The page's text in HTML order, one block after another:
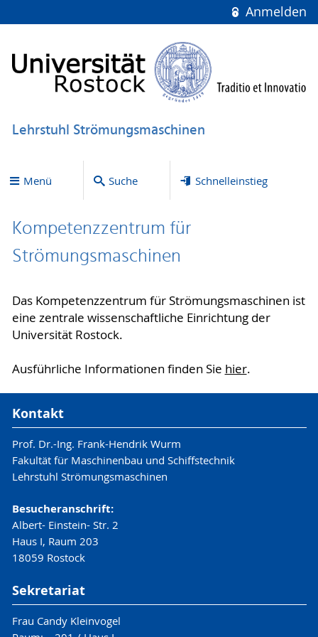
Anmelden
Lehrstuhl Strömungsmaschinen
Menü Suche Schnelleinstieg
Kompetenzzentrum für
Strömungsmaschinen
Das Kompetenzzentrum für Strömungsmaschinen ist
eine zentrale wissenschaftliche Einrichtung der
Universität Rostock.
Ausführliche Informationen finden Sie hier.
Kontakt
Prof. Dr.-Ing. Frank-Hendrik Wurm
Fakultät für Maschinenbau und Schiffstechnik
Lehrstuhl Strömungsmaschinen
Besucheranschrift:
Albert- Einstein- Str. 2
Haus I, Raum 203
18059 Rostock
Sekretariat
Frau Candy Kleinvogel